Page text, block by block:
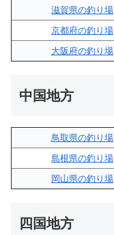
滋賀県の釣り場
京都府の釣り場
大阪府の釣り場
中国地方
鳥取県の釣り場
島根県の釣り場
岡山県の釣り場
四国地方